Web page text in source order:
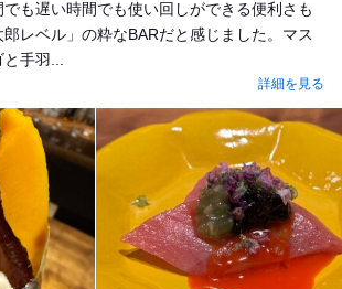
も遅い時間でも使い回しができる便利さも
レベル」の粋なBARだと感じました。マス
と手羽...
詳細を見る